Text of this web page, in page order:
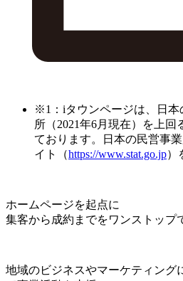
※1：iタウンページは、日本
所（2021年6月現在）を上
ております。日本の民営事
イト（https://www.stat.go.jp）
ホームページを起点に
集客から成約までをワンストップ
地域のビジネスやマーケティング